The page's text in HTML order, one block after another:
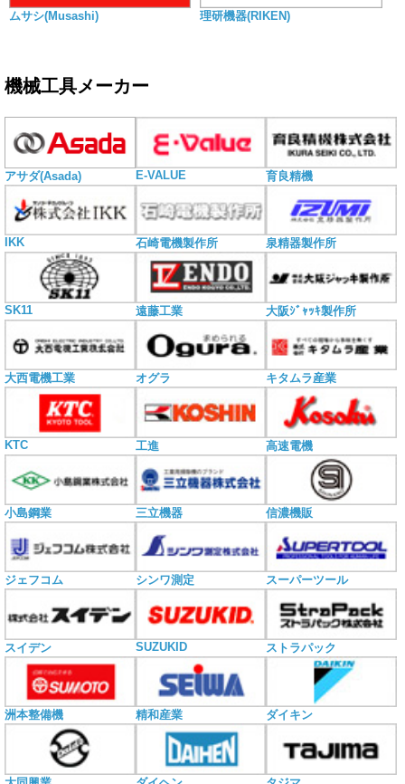
ムサシ(Musashi) 理研機器(RIKEN)
機械工具メーカー
アサダ(Asada) E-VALUE 育良精機
IKK 石崎電機製作所 泉精器製作所
SK11 遠藤工業 大阪ｼﾞｬｯｷ製作所
大西電機工業 オグラ キタムラ産業
KTC 工進 高速電機
小島鋼業 三立機器 信濃機販
ジェフコム シンワ測定 スーパーツール
スイデン SUZUKID ストラパック
洲本整備機 精和産業 ダイキン